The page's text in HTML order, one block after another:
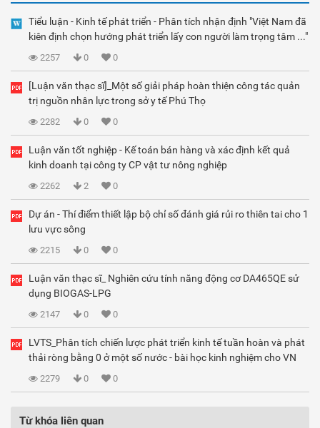
Tiểu luận - Kinh tế phát triển - Phân tích nhận định "Việt Nam đã
kiên định chọn hướng phát triển lấy con người làm trọng tâm ..."
2257 0 0
[Luận văn thạc sĩ]_Một số giải pháp hoàn thiện công tác quản
trị nguồn nhân lực trong sở y tế Phú Thọ
2282 0 0
Luận văn tốt nghiệp - Kế toán bán hàng và xác định kết quả
kinh doanh tại công ty CP vật tư nông nghiệp
2262 2 0
Dự án - Thí điểm thiết lập bộ chỉ số đánh giá rủi ro thiên tai cho 1
lưu vực sông
2215 0 0
Luận văn thạc sĩ_ Nghiên cứu tính năng động cơ DA465QE sử
dụng BIOGAS-LPG
2147 0 0
LVTS_Phân tích chiến lược phát triển kinh tế tuần hoàn và phát
thải ròng bằng 0 ở một số nước - bài học kinh nghiệm cho VN
2279 0 0
Từ khóa liên quan